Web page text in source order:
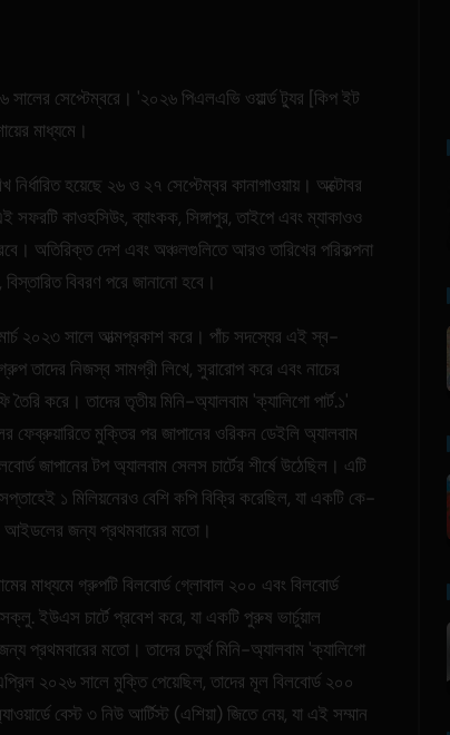
সেপ্টেম্বরে। '২০২৬ পিএলএভি ওয়ার্ল্ড ট্যুর [কিপ ইট
মাধ্যমে।
নির্ধারিত হয়েছে ২৬ ও ২৭ সেপ্টেম্বর কানাগাওয়ায়। অক্টোবর
সফরটি কাওহসিউং, ব্যাংকক, সিঙ্গাপুর, তাইপে এবং ম্যাকাওও
অতিরিক্ত দেশ এবং অঞ্চলগুলিতে আরও তারিখের পরিকল্পনা
বিবরণ পরে জানানো হবে।
২০২৩ সালে আত্মপ্রকাশ করে। পাঁচ সদস্যের এই স্ব-
গ্রুপ তাদের নিজস্ব সামগ্রী লিখে, সুরারোপ করে এবং নাচের
তৈরি করে। তাদের তৃতীয় মিনি-অ্যালবাম 'ক্যালিগো পার্ট.১'
ফেব্রুয়ারিতে মুক্তির পর জাপানের ওরিকন ডেইলি অ্যালবাম
জাপানের টপ অ্যালবাম সেলস চার্টের শীর্ষে উঠেছিল। এটি
১ মিলিয়নেরও বেশি কপি বিক্রি করেছিল, যা একটি কে-
আইডলের জন্য প্রথমবারের মতো।
মাধ্যমে গ্রুপটি বিলবোর্ড গ্লোবাল ২০০ এবং বিলবোর্ড
ইউএস চার্টে প্রবেশ করে, যা একটি পুরুষ ভার্চুয়াল
প্রথমবারের মতো। তাদের চতুর্থ মিনি-অ্যালবাম 'ক্যালিগো
২০২৬ সালে মুক্তি পেয়েছিল, তাদের মূল বিলবোর্ড ২০০
বেস্ট ৩ নিউ আর্টিস্ট (এশিয়া) জিতে নেয়, যা এই সম্মান